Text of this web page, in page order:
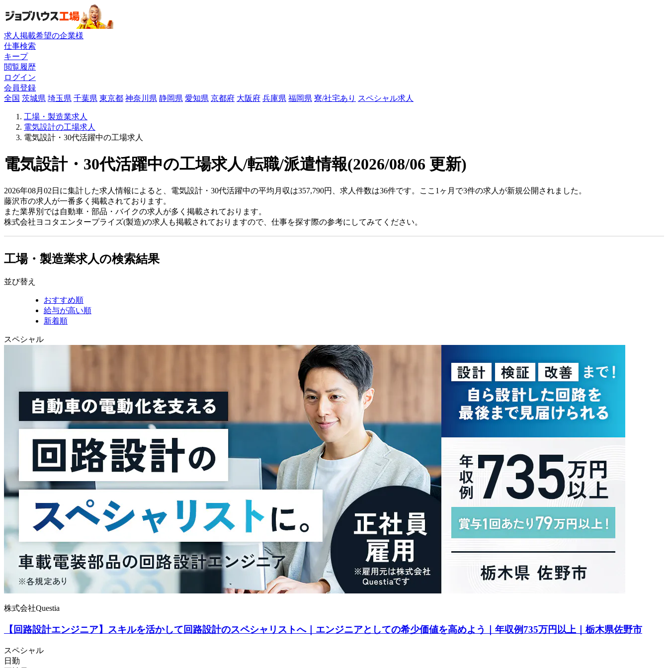
求人掲載希望の企業様
仕事検索
キープ
閲覧履歴
ログイン
会員登録
全国 茨城県 埼玉県 千葉県 東京都 神奈川県 静岡県 愛知県 京都府 大阪府 兵庫県 福岡県 寮/社宅あり スペシャル求人
工場・製造業求人
電気設計の工場求人
電気設計・30代活躍中の工場求人
電気設計・30代活躍中の工場求人/転職/派遣情報(2026/08/06 更新)
2026年08月02日に集計した求人情報によると、電気設計・30代活躍中の平均月収は357,790円、求人件数は36件です。ここ1ヶ月で3件の求人が新規公開されました。
藤沢市の求人が一番多く掲載されております。
また業界別では自動車・部品・バイクの求人が多く掲載されております。
株式会社ヨコタエンタープライズ(製造)の求人も掲載されておりますので、仕事を探す際の参考にしてみてください。
工場・製造業求人の検索結果
並び替え
おすすめ順
給与が高い順
新着順
スペシャル
株式会社Questia
【回路設計エンジニア】スキルを活かして回路設計のスペシャリストへ｜エンジニアとしての希少価値を高めよう｜年収例735万円以上｜栃木県佐野市
スペシャル
日勤